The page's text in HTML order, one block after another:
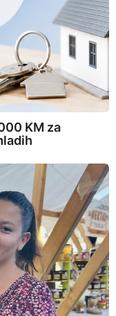
KM za